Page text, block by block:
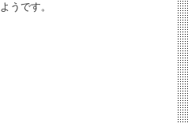
うです。